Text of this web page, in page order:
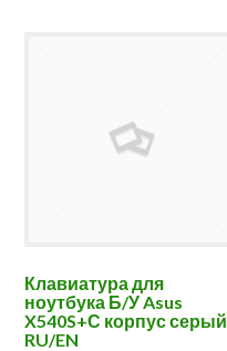
Клавиатура для
ноутбука Б/У Asus
X540S+С корпус серый
RU/EN